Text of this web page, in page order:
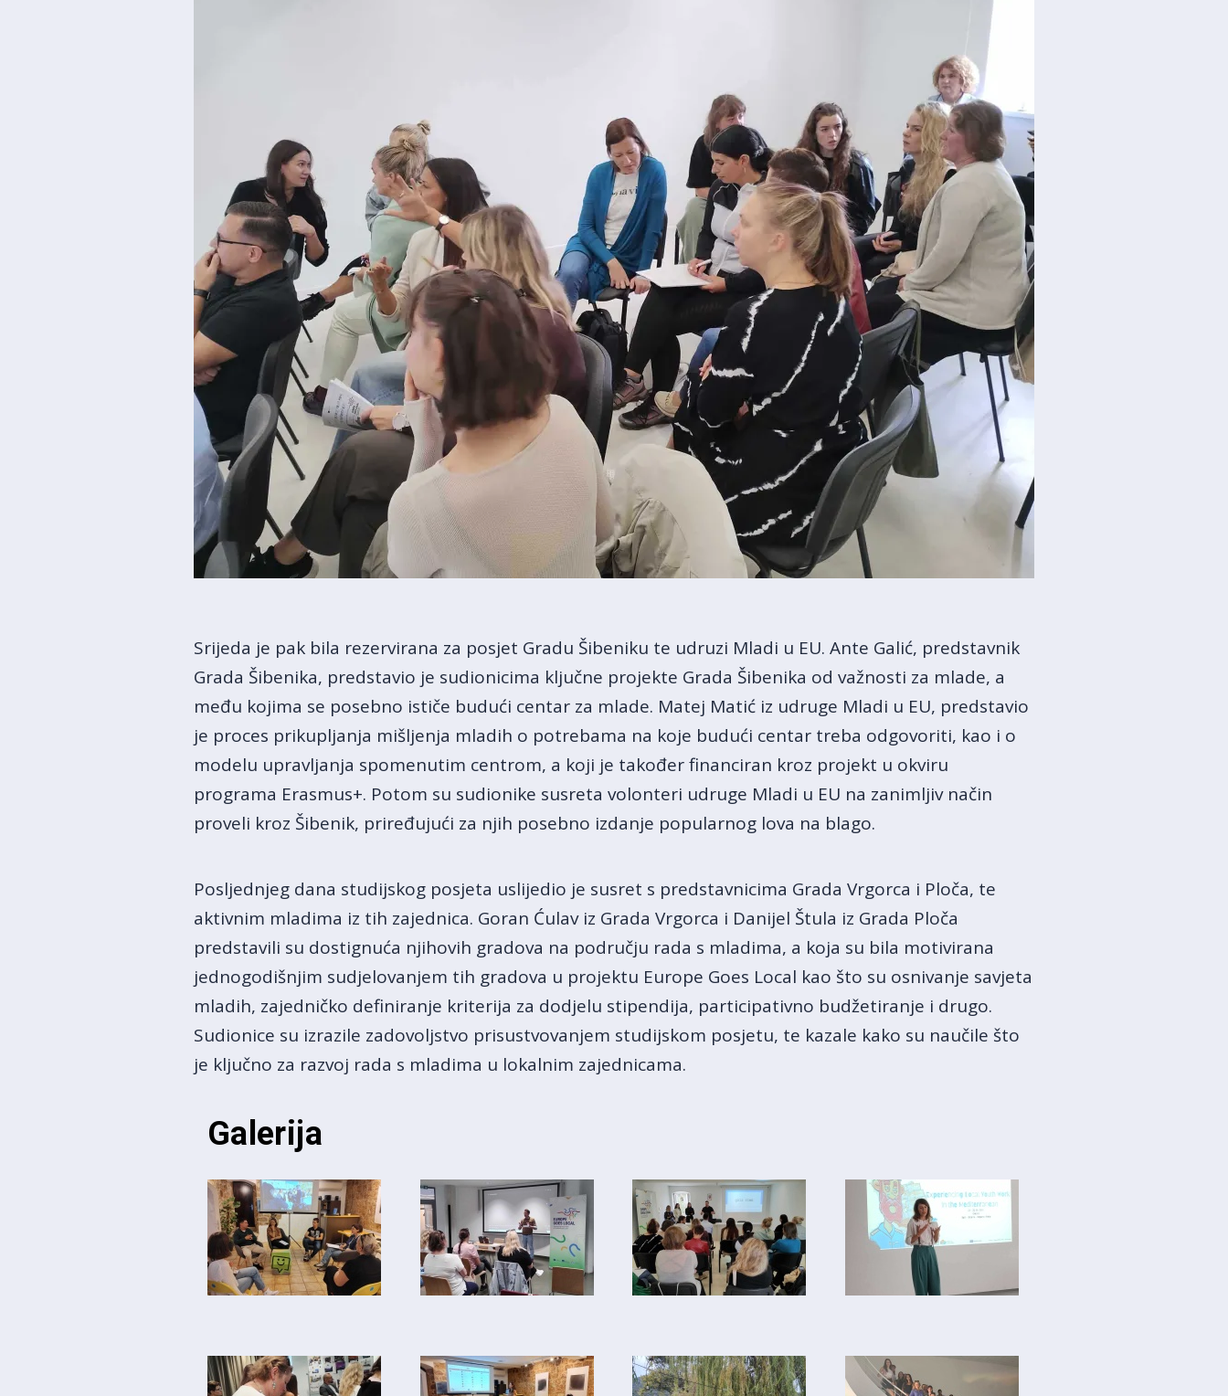
Srijeda je pak bila rezervirana za posjet Gradu Šibeniku te udruzi Mladi u EU. Ante Galić, predstavnik
Grada Šibenika, predstavio je sudionicima ključne projekte Grada Šibenika od važnosti za mlade, a
među kojima se posebno ističe budući centar za mlade. Matej Matić iz udruge Mladi u EU, predstavio
je proces prikupljanja mišljenja mladih o potrebama na koje budući centar treba odgovoriti, kao i o
modelu upravljanja spomenutim centrom, a koji je također financiran kroz projekt u okviru
programa Erasmus+. Potom su sudionike susreta volonteri udruge Mladi u EU na zanimljiv način
proveli kroz Šibenik, priređujući za njih posebno izdanje popularnog lova na blago.
Posljednjeg dana studijskog posjeta uslijedio je susret s predstavnicima Grada Vrgorca i Ploča, te
aktivnim mladima iz tih zajednica. Goran Ćulav iz Grada Vrgorca i Danijel Štula iz Grada Ploča
predstavili su dostignuća njihovih gradova na području rada s mladima, a koja su bila motivirana
jednogodišnjim sudjelovanjem tih gradova u projektu Europe Goes Local kao što su osnivanje savjeta
mladih, zajedničko definiranje kriterija za dodjelu stipendija, participativno budžetiranje i drugo.
Sudionice su izrazile zadovoljstvo prisustvovanjem studijskom posjetu, te kazale kako su naučile što
je ključno za razvoj rada s mladima u lokalnim zajednicama.
Galerija